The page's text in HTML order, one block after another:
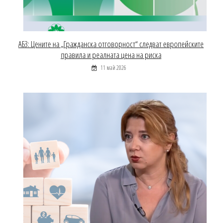
АБЗ: Цените на „Гражданска отговорност“ следват европейските
правила и реалната цена на риска
11 май 2026